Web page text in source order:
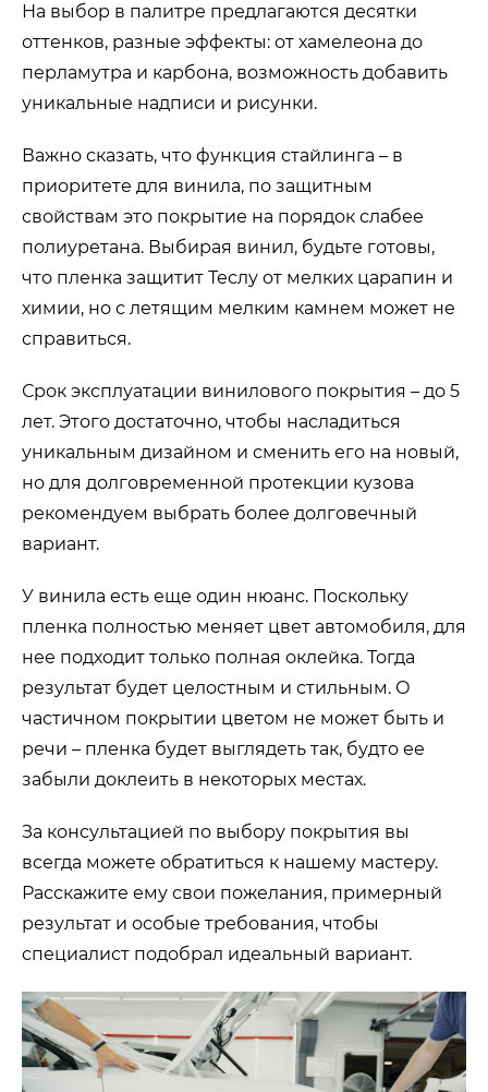
На выбор в палитре предлагаются десятки
оттенков, разные эффекты: от хамелеона до
перламутра и карбона, возможность добавить
уникальные надписи и рисунки.
Важно сказать, что функция стайлинга – в
приоритете для винила, по защитным
свойствам это покрытие на порядок слабее
полиуретана. Выбирая винил, будьте готовы,
что пленка защитит Теслу от мелких царапин и
химии, но с летящим мелким камнем может не
справиться.
Срок эксплуатации винилового покрытия – до 5
лет. Этого достаточно, чтобы насладиться
уникальным дизайном и сменить его на новый,
но для долговременной протекции кузова
рекомендуем выбрать более долговечный
вариант.
У винила есть еще один нюанс. Поскольку
пленка полностью меняет цвет автомобиля, для
нее подходит только полная оклейка. Тогда
результат будет целостным и стильным. О
частичном покрытии цветом не может быть и
речи – пленка будет выглядеть так, будто ее
забыли доклеить в некоторых местах.
За консультацией по выбору покрытия вы
всегда можете обратиться к нашему мастеру.
Расскажите ему свои пожелания, примерный
результат и особые требования, чтобы
специалист подобрал идеальный вариант.